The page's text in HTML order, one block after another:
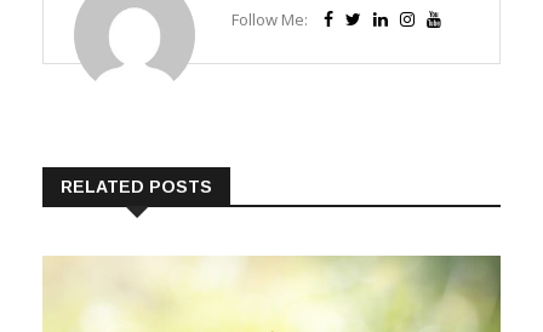
Follow Me:
RELATED POSTS